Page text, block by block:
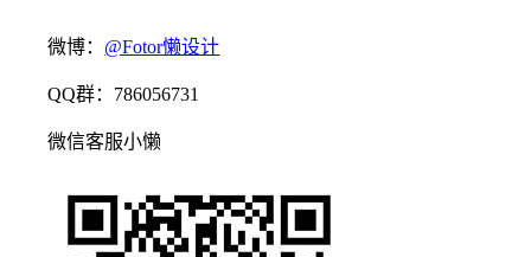
微博： @Fotor懒设计
QQ群：786056731
微信客服小懒